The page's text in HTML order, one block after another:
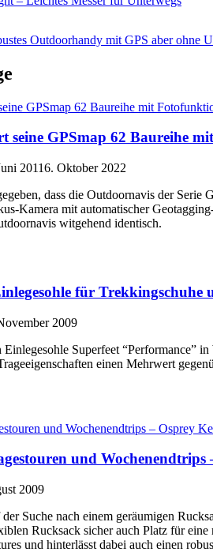
Outdoorhandy mit GPS aber ohne
seine GPSmap 62 Baureihe
20116. Oktober 2022
dass die Outdoornavis der
Kamera mit automatischer
witgehend identisch.
für Trekkingschuhe
2009
Einlegesohle Superfeet “Performance”
einen Mehrwert
und Wochenendtrips
2009
Suche nach einem geräumigen
Rucksack sicher auch Platz für
und hinterlässt dabei auch einen